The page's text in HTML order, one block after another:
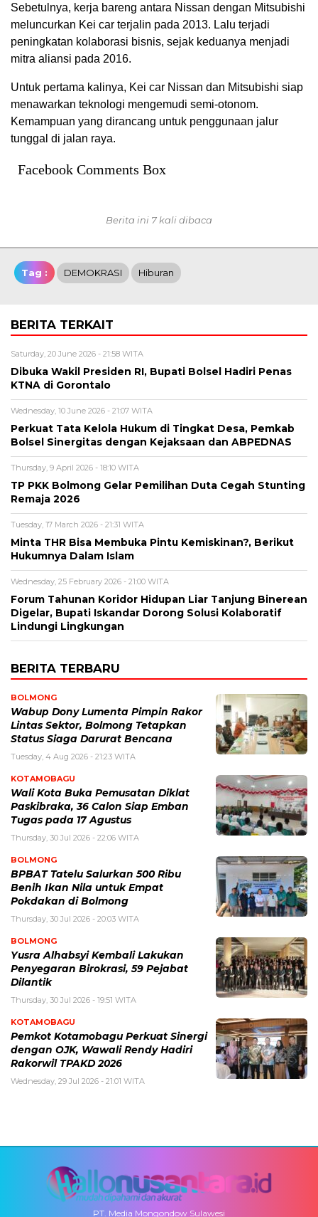
Sebetulnya, kerja bareng antara Nissan dengan Mitsubishi
meluncurkan Kei car terjalin pada 2013. Lalu terjadi
peningkatan kolaborasi bisnis, sejak keduanya menjadi
mitra aliansi pada 2016.
Untuk pertama kalinya, Kei car Nissan dan Mitsubishi siap
menawarkan teknologi mengemudi semi-otonom.
Kemampuan yang dirancang untuk penggunaan jalur
tunggal di jalan raya.
Facebook Comments Box
Berita ini 7 kali dibaca
Tag : DEMOKRASI Hiburan
BERITA TERKAIT
Saturday, 20 June 2026 - 21:58 WITA
Dibuka Wakil Presiden RI, Bupati Bolsel Hadiri Penas
KTNA di Gorontalo
Wednesday, 10 June 2026 - 21:07 WITA
Perkuat Tata Kelola Hukum di Tingkat Desa, Pemkab
Bolsel Sinergitas dengan Kejaksaan dan ABPEDNAS
Thursday, 9 April 2026 - 18:10 WITA
TP PKK Bolmong Gelar Pemilihan Duta Cegah Stunting
Remaja 2026
Tuesday, 17 March 2026 - 21:31 WITA
Minta THR Bisa Membuka Pintu Kemiskinan?, Berikut
Hukumnya Dalam Islam
Wednesday, 25 February 2026 - 21:00 WITA
Forum Tahunan Koridor Hidupan Liar Tanjung Binerean
Digelar, Bupati Iskandar Dorong Solusi Kolaboratif
Lindungi Lingkungan
BERITA TERBARU
BOLMONG
Wabup Dony Lumenta Pimpin Rakor
Lintas Sektor, Bolmong Tetapkan
Status Siaga Darurat Bencana
Tuesday, 4 Aug 2026 - 21:23 WITA
KOTAMOBAGU
Wali Kota Buka Pemusatan Diklat
Paskibraka, 36 Calon Siap Emban
Tugas pada 17 Agustus
Thursday, 30 Jul 2026 - 22:06 WITA
BOLMONG
BPBAT Tatelu Salurkan 500 Ribu
Benih Ikan Nila untuk Empat
Pokdakan di Bolmong
Thursday, 30 Jul 2026 - 20:03 WITA
BOLMONG
Yusra Alhabsyi Kembali Lakukan
Penyegaran Birokrasi, 59 Pejabat
Dilantik
Thursday, 30 Jul 2026 - 19:51 WITA
KOTAMOBAGU
Pemkot Kotamobagu Perkuat Sinergi
dengan OJK, Wawali Rendy Hadiri
Rakorwil TPAKD 2026
Wednesday, 29 Jul 2026 - 21:01 WITA
PT. Media Mongondow Sulawesi